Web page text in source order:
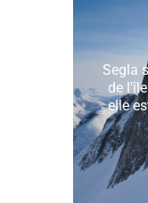
Segla
de
elle